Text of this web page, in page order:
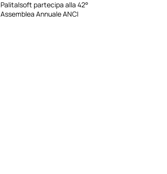
Palitalsoft partecipa alla 42°
Assemblea Annuale ANCI